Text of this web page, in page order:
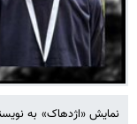
نمایش «اژدهاک» به